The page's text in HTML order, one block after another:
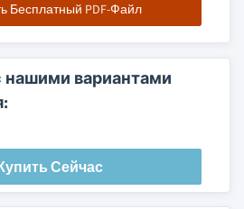
Бесплатный PDF-Файл
нашими вариантами
Сейчас